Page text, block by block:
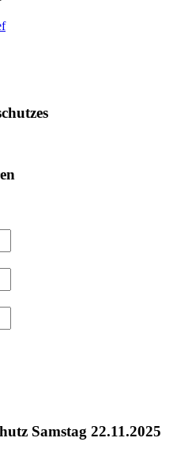
Samstag 22.11.2025